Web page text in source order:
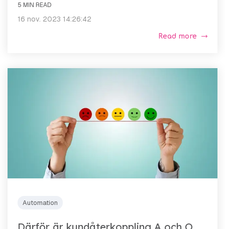
5 MIN READ
16 nov. 2023 14:26:42
Read more
Automation